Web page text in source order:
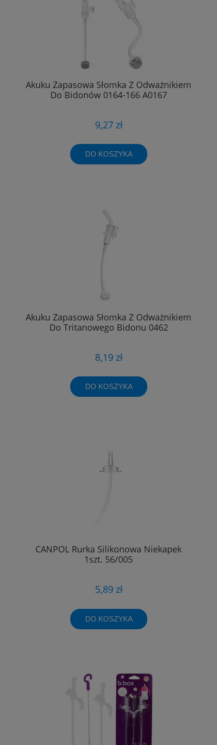
Akuku Zapasowa Słomka Z Odważnikiem
Do Bidonów 0164-166 A0167
9,27 zł
DO KOSZYKA
Akuku Zapasowa Słomka Z Odważnikiem
Do Tritanowego Bidonu 0462
8,19 zł
DO KOSZYKA
CANPOL Rurka Silikonowa Niekapek
1szt. 56/005
5,89 zł
DO KOSZYKA